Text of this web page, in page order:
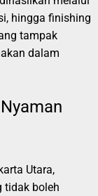
hingga finishing
tampak
dalam
Utara,
tidak boleh